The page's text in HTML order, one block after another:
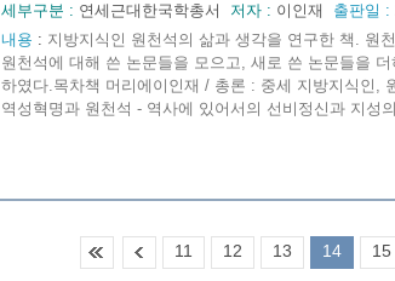
세부구분 : 연세근대한국학총서 저자 : 이인재 출판일 :
내용 : 지방지식인 원천석의 삶과 생각을 연구한 책. 원
원천석에 대해 쓴 논문들을 모으고, 새로 쓴 논문들을
하였다.목차책 머리에이인재 / 총론 : 중세 지방지식인,
역성혁명과 원천석 - 역사에 있어서의 선비정신과 지성
11 12 13 14 15